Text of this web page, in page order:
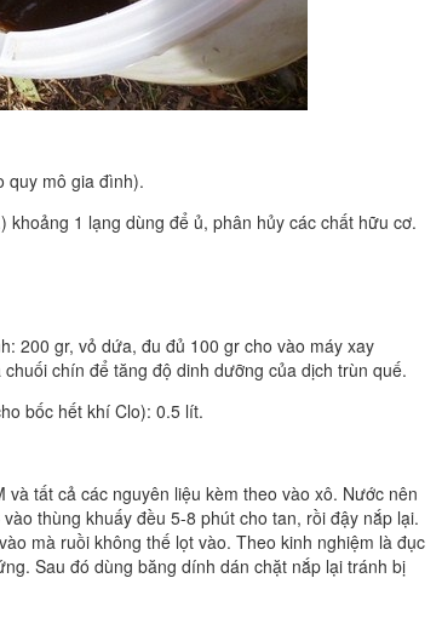
quy mô gia đình).
khoảng 1 lạng dùng để ủ, phân hủy các chất hữu cơ.
200 gr, vỏ dứa, đu đủ 100 gr cho vào máy xay
chín để tăng độ dinh dưỡng của dịch trùn quế.
bốc hết khí Clo): 0.5 lít.
tất cả các nguyên liệu kèm theo vào xô. Nước nên
thùng khuấy đều 5-8 phút cho tan, rồi đậy nắp lại.
mà ruồi không thế lọt vào. Theo kinh nghiệm là đục
Sau đó dùng băng dính dán chặt nắp lại tránh bị